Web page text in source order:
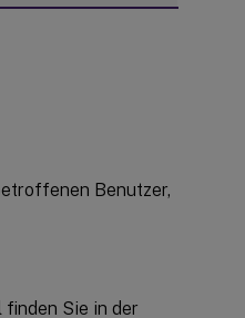
Benutzer,
Sie in der